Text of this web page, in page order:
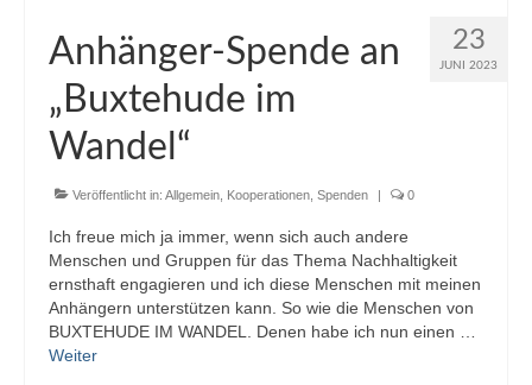
23
JUNI 2023
Anhänger-Spende an
„Buxtehude im
Wandel“
Veröffentlicht in: Allgemein Kooperationen Spenden | 0
Ich freue mich ja immer, wenn sich auch andere
Menschen und Gruppen für das Thema Nachhaltigkeit
ernsthaft engagieren und ich diese Menschen mit meinen
Anhängern unterstützen kann. So wie die Menschen von
BUXTEHUDE IM WANDEL. Denen habe ich nun einen …
Weiter